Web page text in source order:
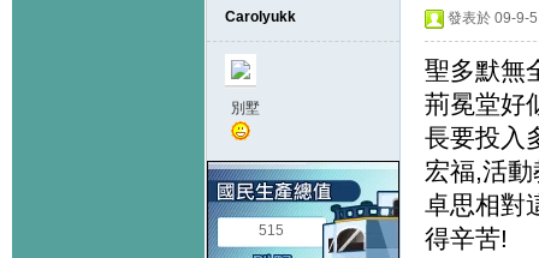
Carolyukk
別墅
515
發表於 09-9-
聖多默無
荊冕堂好
長要投入
宏福,活
卓思相對
得辛苦!